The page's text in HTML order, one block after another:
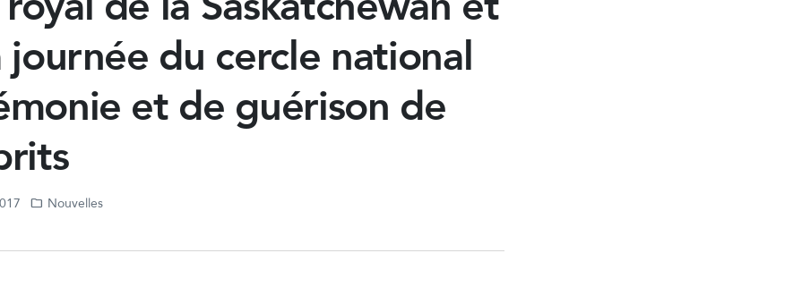
du cercle national
et de guérison de
Nouvelles